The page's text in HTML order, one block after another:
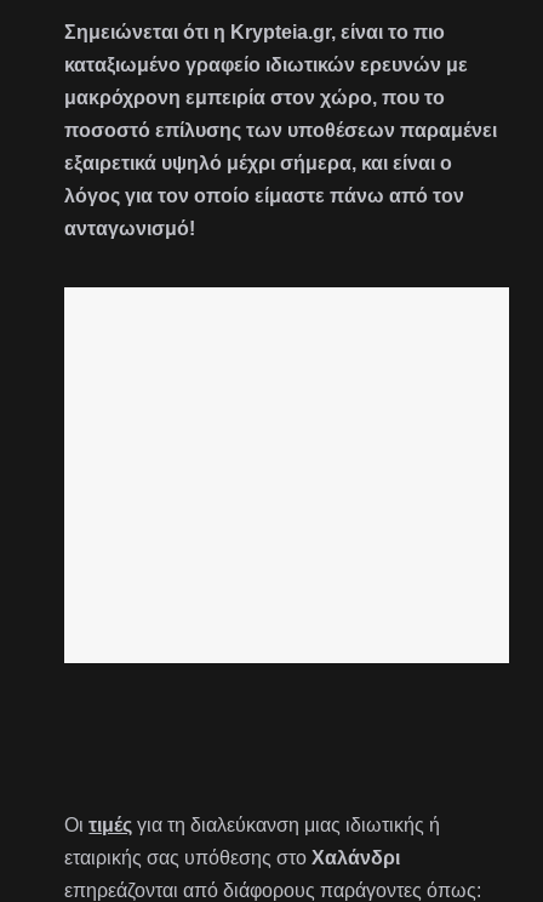
Σημειώνεται ότι η Krypteia.gr, είναι το πιο
καταξιωμένο γραφείο ιδιωτικών ερευνών με
μακρόχρονη εμπειρία στον χώρο, που το
ποσοστό επίλυσης των υποθέσεων παραμένει
εξαιρετικά υψηλό μέχρι σήμερα, και είναι ο
λόγος για τον οποίο είμαστε πάνω από τον
ανταγωνισμό!
Οιτιμές για τη διαλεύκανση μιας ιδιωτικής ή
εταιρικής σας υπόθεσης στοΧαλάνδρι
επηρεάζονται από διάφορους παράγοντες όπως: